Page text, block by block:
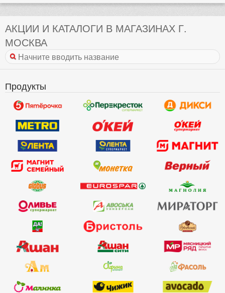
АКЦИИ И КАТАЛОГИ В МАГАЗИНАХ Г.
МОСКВА
Продукты